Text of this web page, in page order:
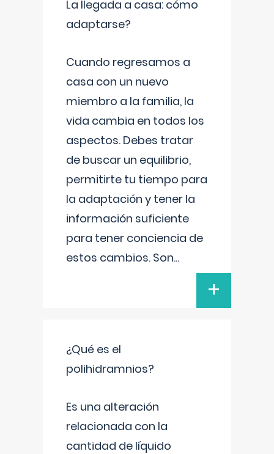
La llegada a casa: cómo
adaptarse?
Cuando regresamos a
casa con un nuevo
miembro a la familia, la
vida cambia en todos los
aspectos. Debes tratar
de buscar un equilibrio,
permitirte tu tiempo para
la adaptación y tener la
información suficiente
para tener conciencia de
estos cambios. Son...
+
¿Qué es el
polihidramnios?
Es una alteración
relacionada con la
cantidad de líquido